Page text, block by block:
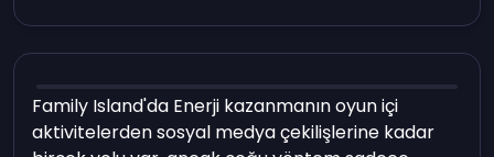
Family Island'da Enerji kazanmanın oyun içi
aktivitelerden sosyal medya çekilişlerine kadar